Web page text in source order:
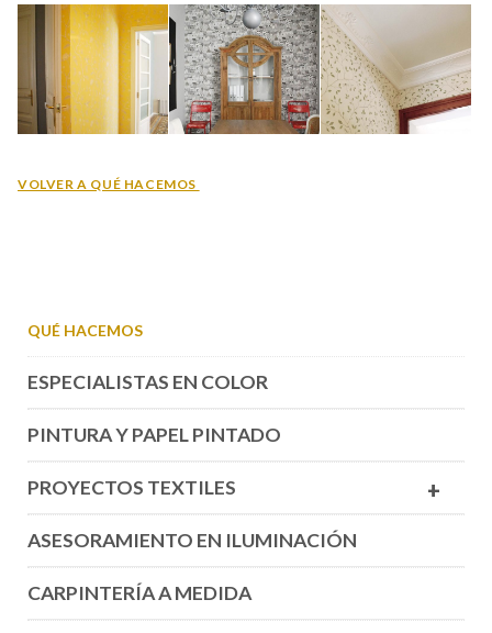
VOLVER A QUÉ HACEMOS
QUÉ HACEMOS
ESPECIALISTAS EN COLOR
PINTURA Y PAPEL PINTADO
+
PROYECTOS TEXTILES
ASESORAMIENTO EN ILUMINACIÓN
CARPINTERÍA A MEDIDA